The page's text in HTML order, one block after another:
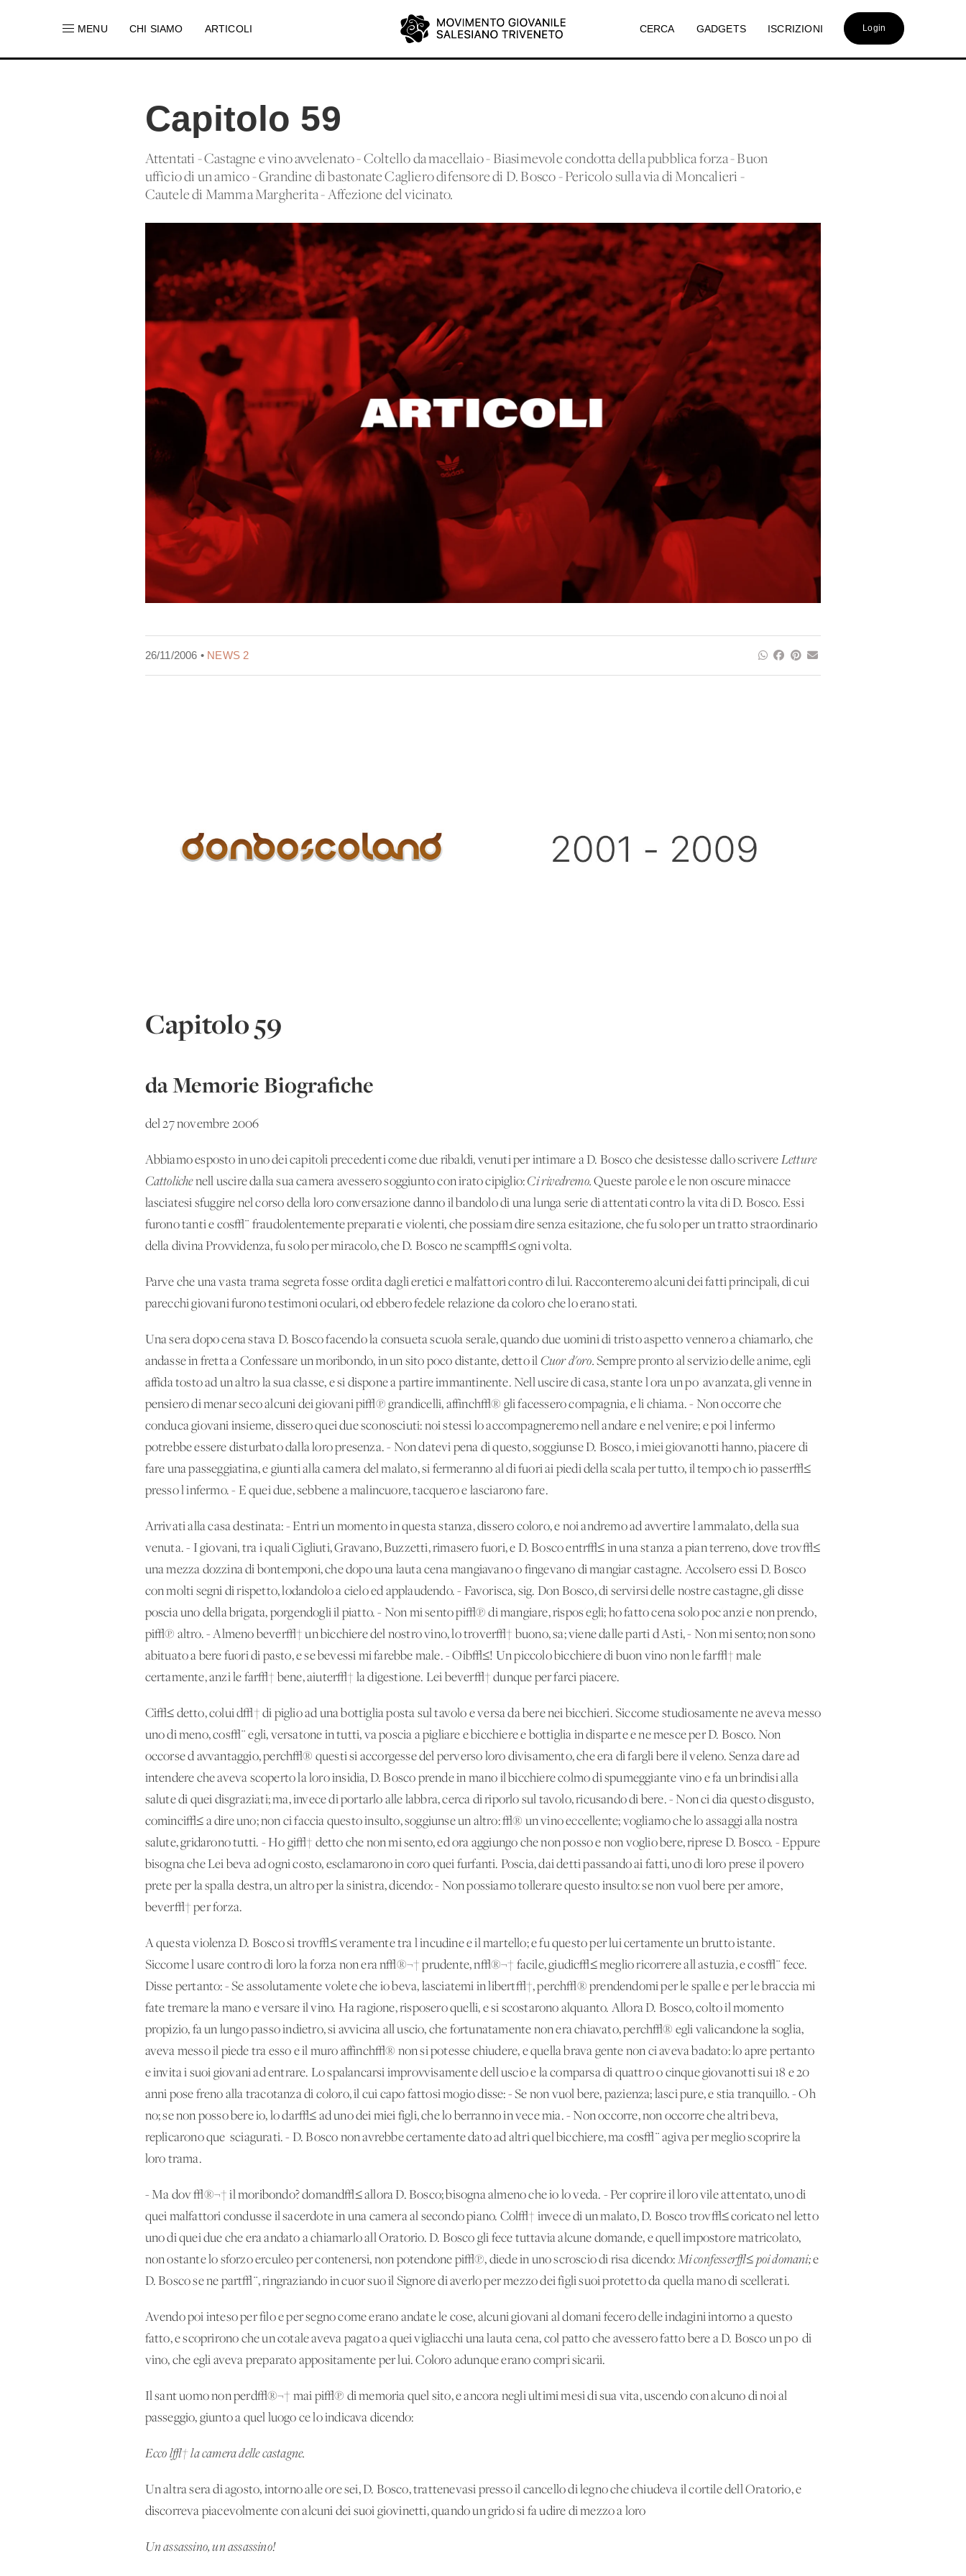
MENU CHI SIAMO ARTICOLI CERCA GADGETS ISCRIZIONI Login
Capitolo 59
Attentati - Castagne e vino avvelenato - Coltello da macellaio - Biasimevole condotta della pubblica forza - Buon
ufficio di un amico - Grandine di bastonate Cagliero difensore di D. Bosco - Pericolo sulla via di Moncalieri -
Cautele di Mamma Margherita - Affezione del vicinato.
26/11/2006 • NEWS 2
Capitolo 59
da Memorie Biografiche
del 27 novembre 2006
Abbiamo esposto in uno dei capitoli precedenti come due ribaldi, venuti per intimare a D. Bosco che desistesse dallo scrivere Letture
Cattolichenell'uscire dalla sua camera avessero soggiunto con irato cipiglio: Ci rivedremo.Queste parole e le non oscure minacce
lasciatesi sfuggire nel corso della loro conversazione danno il bandolo di una lunga serie di attentati contro la vita di D. Bosco. Essi
furono tanti e cos√¨ fraudolentemente preparati e violenti, che possiam dire senza esitazione, che fu solo per un tratto straordinario
della divina Provvidenza, fu solo per miracolo, che D. Bosco ne scamp√≤ ogni volta.
Parve che una vasta trama segreta fosse ordita dagli eretici e malfattori contro di lui. Racconteremo alcuni dei fatti principali, di cui
parecchi giovani furono testimoni oculari, od ebbero fedele relazione da coloro che lo erano stati.
Una sera dopo cena stava D. Bosco facendo la consueta scuola serale, quando due uomini di tristo aspetto vennero a chiamarlo, che
andasse in fretta a Confessare un moribondo, in un sito poco distante, detto il Cuor d'oro. Sempre pronto al servizio delle anime, egli
affida tosto ad un altro la sua classe, e si dispone a partire immantinente. Nell'uscire di casa, stante l'ora un po' avanzata, gli venne in
pensiero di menar seco alcuni dei giovani pi√π grandicelli, affinch√® gli facessero compagnia, e li chiama. - Non occorre che
conduca giovani insieme, dissero quei due sconosciuti: noi stessi lo accompagneremo nell'andare e nel venire; e poi l'infermo
potrebbe essere disturbato dalla loro presenza. - Non datevi pena di questo, soggiunse D. Bosco, i miei giovanotti hanno, piacere di
fare una passeggiatina, e giunti alla camera del malato, si fermeranno al di fuori ai piedi della scala per tutto, il tempo ch'io passer√≤
presso l'infermo. - E quei due, sebbene a malincuore, tacquero e lasciarono fare.
Arrivati alla casa destinata: - Entri un momento in questa stanza, dissero coloro, e noi andremo ad avvertire l'ammalato, della sua
venuta. - I giovani, tra i quali Cigliuti, Gravano, Buzzetti, rimasero fuori, e D. Bosco entr√≤ in una stanza a pian terreno, dove trov√≤
una mezza dozzina di bontemponi, che dopo una lauta cena mangiavano o fingevano di mangiar castagne. Accolsero essi D. Bosco
con molti segni di rispetto, lodandolo a cielo ed applaudendo. - Favorisca, sig. Don Bosco, di servirsi delle nostre castagne, gli disse
poscia uno della brigata, porgendogli il piatto. - Non mi sento pi√π di mangiare, rispos'egli; ho fatto cena solo poc'anzi e non prendo,
pi√π altro. - Almeno bever√† un bicchiere del nostro vino, lo trover√† buono, sa; viene dalle parti d'Asti, - Non mi sento; non sono
abituato a bere fuori di pasto, e se bevessi mi farebbe male. - Oib√≤! Un piccolo bicchiere di buon vino non le far√† male
certamente, anzi le far√† bene, aiuter√† la digestione. Lei bever√† dunque per farci piacere.
Ci√≤ detto, colui d√† di piglio ad una bottiglia posta sul tavolo e versa da bere nei bicchieri. Siccome studiosamente ne aveva messo
uno di meno, cos√¨ egli, versatone in tutti, va poscia a pigliare e bicchiere e bottiglia in disparte e ne mesce per D. Bosco. Non
occorse d'avvantaggio, perch√® questi si accorgesse del perverso loro divisamento, che era di fargli bere il veleno. Senza dare ad
intendere che aveva scoperto la loro insidia, D. Bosco prende in mano il bicchiere colmo di spumeggiante vino e fa un brindisi alla
salute di quei disgraziati; ma, invece di portarlo alle labbra, cerca di riporlo sul tavolo, ricusando di bere. - Non ci dia questo disgusto,
cominci√≤ a dire uno; non ci faccia questo insulto, soggiunse un altro: √® un vino eccellente; vogliamo che lo assaggi alla nostra
salute, gridarono tutti. - Ho gi√† detto che non mi sento, ed ora aggiungo che non posso e non voglio bere, riprese D. Bosco. - Eppure
bisogna che Lei beva ad ogni costo, esclamarono in coro quei furfanti. Poscia, dai detti passando ai fatti, uno di loro prese il povero
prete per la spalla destra, un altro per la sinistra, dicendo: - Non possiamo tollerare questo insulto: se non vuol bere per amore,
bever√† per forza.
A questa violenza D. Bosco si trov√≤ veramente tra l'incudine e il martello; e fu questo per lui certamente un brutto istante.
Siccome l'usare contro di loro la forza non era n√®¬† prudente, n√®¬† facile, giudic√≤ meglio ricorrere all'astuzia, e cos√¨ fece.
Disse pertanto: - Se assolutamente volete che io beva, lasciatemi in libert√†, perch√® prendendomi per le spalle e per le braccia mi
fate tremare la mano e versare il vino. Ha ragione, risposero quelli, e si scostarono alquanto. Allora D. Bosco, colto il momento
propizio, fa un lungo passo indietro, si avvicina all'uscio, che fortunatamente non era chiavato, perch√® egli valicandone la soglia,
aveva messo il piede tra esso e il muro affinch√® non si potesse chiudere, e quella brava gente non ci aveva badato: lo apre pertanto
e invita i suoi giovani ad entrare. Lo spalancarsi improvvisamente dell'uscio e la comparsa di quattro o cinque giovanotti sui 18 e 20
anni pose freno alla tracotanza di coloro, il cui capo fattosi mogio disse: - Se non vuol bere, pazienza; lasci pure, e stia tranquillo. - Oh
no; se non posso bere io, lo dar√≤ ad uno dei miei figli, che lo berranno in vece mia. - Non occorre, non occorre che altri beva,
replicarono que' sciagurati. - D. Bosco non avrebbe certamente dato ad altri quel bicchiere, ma cos√¨ agiva per meglio scoprire la
loro trama.
- Ma dov'√®¬† il moribondo? domand√≤ allora D. Bosco; bisogna almeno che io lo veda. - Per coprire il loro vile attentato, uno di
quei malfattori condusse il sacerdote in una camera al secondo piano. Col√† invece di un malato, D. Bosco trov√≤ coricato nel letto
uno di quei due che era andato a chiamarlo all'Oratorio. D. Bosco gli fece tuttavia alcune domande, e quell'impostore matricolato,
non ostante lo sforzo erculeo per contenersi, non potendone pi√π, diede in uno scroscio di risa dicendo: Mi confesser√≤ poi domani;e
D. Bosco se ne part√¨, ringraziando in cuor suo il Signore di averlo per mezzo dei figli suoi protetto da quella mano di scellerati.
Avendo poi inteso per filo e per segno come erano andate le cose, alcuni giovani al domani fecero delle indagini intorno a questo
fatto, e scoprirono che un cotale aveva pagato a quei vigliacchi una lauta cena, col patto che avessero fatto bere a D. Bosco un po' di
vino, che egli aveva preparato appositamente per lui. Coloro adunque erano compri sicarii.
Il sant'uomo non perd√®¬† mai pi√π di memoria quel sito, e ancora negli ultimi mesi di sua vita, uscendo con alcuno di noi al
passeggio, giunto a quel luogo ce lo indicava dicendo:
Ecco l√† la camera delle castagne.
Un'altra sera di agosto, intorno alle ore sei, D. Bosco, trattenevasi presso il cancello di legno che chiudeva il cortile dell'Oratorio, e
discorreva piacevolmente con alcuni dei suoi giovinetti, quando un grido si fa udire di mezzo a loro
Un assassino, un assassino!